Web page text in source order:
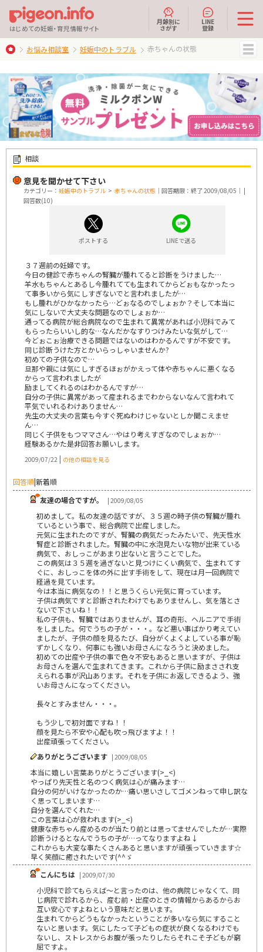
はじめての妊娠・育児情報サイト
月齢別に
さがす
LINE
登録
お悩み相談室 妊娠中のトラブル 赤ちゃんの状態
相談
意見を聞かせて下さい
カテゴリー： 妊娠中のトラブル > 赤ちゃんの状態 ｜回答期限：終了 2009/08/05｜ |
回答数(10)
ポストする LINEで送る
３７週前の妊婦です。
今日の健診で赤ちゃんの腎臓が腫れてると診断をうけました…
羊水もちゃんとあるし今腫れてても生まれてからどぉもなかったっ
て事多いから気にしすぎないでと言われましたが…
もし腫れがひかなかったら…どぉなるのでしょぉか？そして本当に
気にしないで大丈夫な問題なのでしょぉか…
通ってる病院が総合病院なので生まれて異常があれば小児科でみて
もらったらいいし的な…なんだかなすりつけみたいな気がして…
今どぉこぉ治療できる問題ではないのはわかるんですが不安です。
同じ診断うけた方とかいらっしゃいませんか?
初めての子供なので…
旦那や親には気にしすぎるほぉがかえって体や赤ちゃんに悪くなる
からって言われましたが
励ましてくれるのはわかるんですが…
自分の子供に異常があって産まれるまでわからないなんて言われて
平気でいれるわけありません…
先生の大丈夫の言葉も今すぐ死ぬわけじゃないとしか聞こえませ
ん…
同じく子供をもつママさん…やはり考えすぎなのでしょぉか…
経験あるかた是非回答お願いします。
2009/07/22 | の他の相談を見る
回答順|新着順
友達の場合ですが。
| 2009/08/05
初めまして。私の友達の話ですが、３５週の時子供の腎臓が腫れ
ているという事で、総合病院で出産しました。
元気に生まれたのですが、腎臓の病気だったみたいで、先天性水
腎症と診断されました。腎臓の中に水泡見たいな物が出来ている
病気で、おしっこがあまり出ないと言うことでした。
この病気は３５週を過ぎないと見つけにくい病気で、生まれてす
ぐに、おしっこを体の外に出す手術をして、現在は月一回病院で
経過を見ています。
今は本当に病気なの！！と思うくらい元気に育っています。
子供は病気ですと診断されたわけでもありませんし、気を落とさ
ないで下さいね！！
私の子供も、腎臓ではありませんが、耳の奇形、ヘルニアで手術
をしました。何でうちの子が・・・。など悪い事ばかり考えてい
ましたが、子供の顔を見るたび、自分がくよくよしている事が恥
ずかしくなり、何事にも強いお母さんになろうと決めました。
初めての出産や子供の事で色々不安もあると思いますが、子供は
お母さんを選んで生まれてきます。これから子供に励まさされ支
えられる事が沢山あります。それを子供にお返しできるよう、強
いお母さんになってください。
長々とすみません・・・。
もう少しで初対面ですね！！
顔を見たら不安や心配も吹っ飛びますよ！！
出産頑張ってください。
ありがとうございます | 2009/08/05
本当に嬉しい言葉ありがとうございます(>_<)
やっぱり先天性と名のつく病気は心が痛みます…
自分の何がいけなかったのか…痛い思いさしてゴメンねって申し訳な
く思ってしまいます…
自分を選んでくれた…
この言葉は心が救われます(>_<)
健康な赤ちゃん産めるのが当たり前とは思ってませんでしたが…実際
診断うけるとなんでうちの子が…ってなりますよね↓
これからも大変な事たくさんあると思いますが頑張っていきます☆
早く笑顔に癒されたいです(^^ゞ
こんにちは | 2009/07/30
小児科で診てもらえば～と言ったのは、他の病院じゃなくて、同
じ病院で診れるから、産む前・出産のときの情報からあるからお
互い安心ですよねという意味だと思います。
生まれてからどうもなかったということが多いなら気にすること
ないと思います。気にしたって子どもの症状が良くなるわけでも
ないし、ストレスからお腹が張ったりしたらそれこそ子どもが窮
屈ですよ。